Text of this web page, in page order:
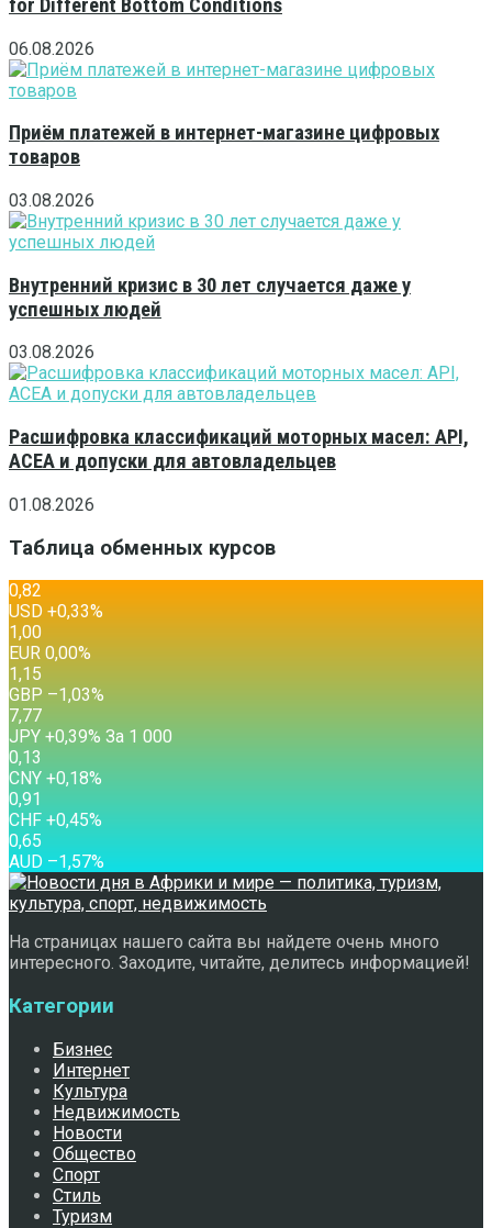
for Different Bottom Conditions
06.08.2026
Приём платежей в интернет-магазине цифровых
товаров
03.08.2026
Внутренний кризис в 30 лет случается даже у
успешных людей
03.08.2026
Расшифровка классификаций моторных масел: API,
ACEA и допуски для автовладельцев
01.08.2026
Таблица обменных курсов
0,82
USD +0,33%
1,00
EUR 0,00%
1,15
GBP –1,03%
7,77
JPY +0,39% За 1 000
0,13
CNY +0,18%
0,91
CHF +0,45%
0,65
AUD –1,57%
На страницах нашего сайта вы найдете очень много
интересного. Заходите, читайте, делитесь информацией!
Категории
Бизнес
Интернет
Культура
Недвижимость
Новости
Общество
Спорт
Стиль
Туризм